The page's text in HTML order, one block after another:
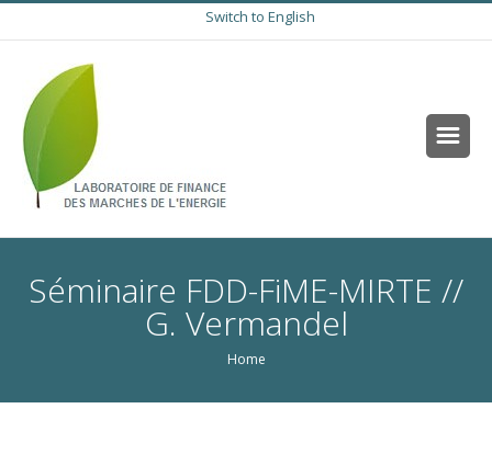
Switch to English
Séminaire FDD-FiME-MIRTE //
G. Vermandel
Home